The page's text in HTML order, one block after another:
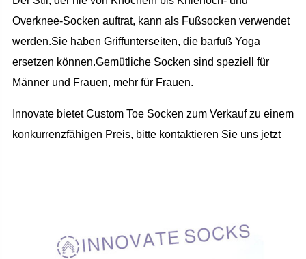
Overknee-Socken auftrat, kann als Fußsocken verwendet
werden.Sie haben Griffunterseiten, die barfuß Yoga
ersetzen können.Gemütliche Socken sind speziell für
Männer und Frauen, mehr für Frauen.
Innovate bietet Custom Toe Socken zum Verkauf zu einem
konkurrenzfähigen Preis, bitte kontaktieren Sie uns jetzt